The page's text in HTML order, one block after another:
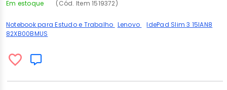
Em estoque (Cód. Item 1519372)
Notebook para Estudo e Trabalho Lenovo
IdePad Slim 3 15IAN8
82XB00BMUS